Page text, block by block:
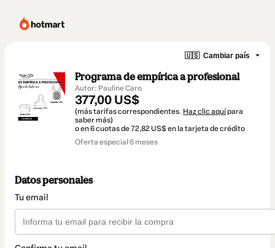
🇺🇸 Cambiar país
Programa de empírica a profesional
Autor: Pauline Caro
377,00 US$
(más tarifas correspondientes. Haz clic aquí para
saber más)
o en 6 cuotas de 72,82 US$ en la tarjeta de crédito
Oferta especial 6 meses
Datos personales
Tu email